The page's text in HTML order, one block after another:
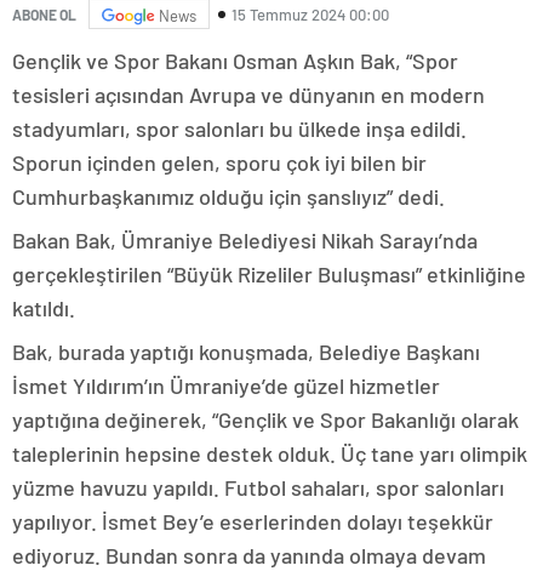
ABONE OL News 15 Temmuz 2024 00:00
Gençlik ve Spor Bakanı Osman Aşkın Bak, “Spor
tesisleri açısından Avrupa ve dünyanın en modern
stadyumları, spor salonları bu ülkede inşa edildi.
Sporun içinden gelen, sporu çok iyi bilen bir
Cumhurbaşkanımız olduğu için şanslıyız” dedi.
Bakan Bak, Ümraniye Belediyesi Nikah Sarayı’nda
gerçekleştirilen “Büyük Rizeliler Buluşması” etkinliğine
katıldı.
Bak, burada yaptığı konuşmada, Belediye Başkanı
İsmet Yıldırım’ın Ümraniye’de güzel hizmetler
yaptığına değinerek, “Gençlik ve Spor Bakanlığı olarak
taleplerinin hepsine destek olduk. Üç tane yarı olimpik
yüzme havuzu yapıldı. Futbol sahaları, spor salonları
yapılıyor. İsmet Bey’e eserlerinden dolayı teşekkür
ediyoruz. Bundan sonra da yanında olmaya devam